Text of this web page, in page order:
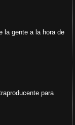
la gente a la hora de
para